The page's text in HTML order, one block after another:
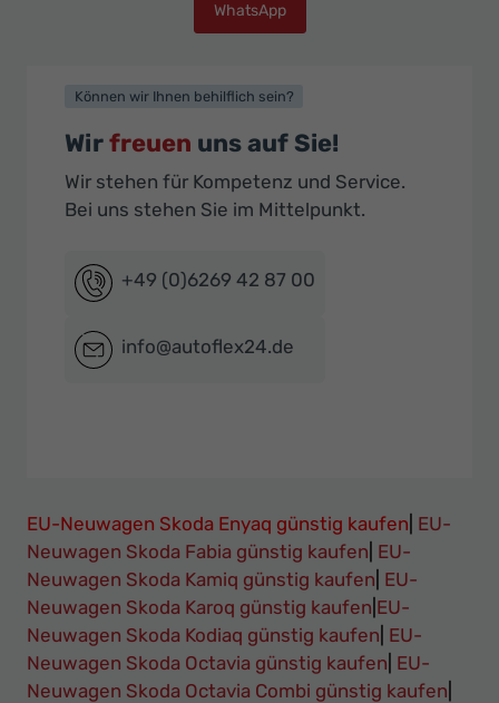
WhatsApp
Können wir Ihnen behilflich sein?
Wirfreuen uns auf Sie!
Wir stehen für Kompetenz und Service.
Bei uns stehen Sie im Mittelpunkt.
+49 (0)6269 42 87 00
info@autoflex24.de
EU-Neuwagen Skoda Enyaq günstig kaufen EU-
Neuwagen Skoda Fabia günstig kaufen EU-
Neuwagen Skoda Kamiq günstig kaufen EU-
Neuwagen Skoda Karoq günstig kaufen EU-
Neuwagen Skoda Kodiaq günstig kaufen EU-
Neuwagen Skoda Octavia günstig kaufen EU-
Neuwagen Skoda Octavia Combi günstig kaufen